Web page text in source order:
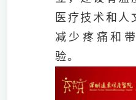
医疗技术和人
减少疼痛和
验。